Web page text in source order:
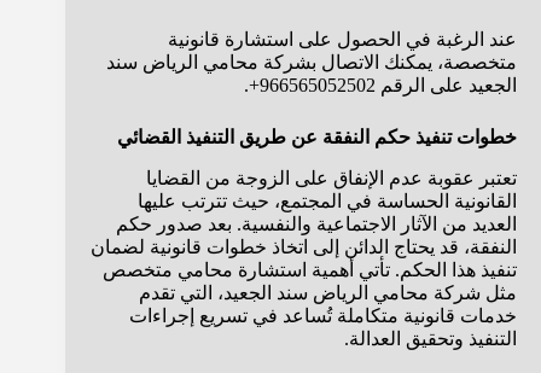
عند الرغبة في الحصول على استشارة قانونية
متخصصة، يمكنك الاتصال بشركة محامي الرياض سند
الجعيد على الرقم 966565052502+.
خطوات تنفيذ حكم النفقة عن طريق التنفيذ القضائي
تعتبر عقوبة عدم الإنفاق على الزوجة من القضايا
القانونية الحساسة في المجتمع، حيث تترتب عليها
العديد من الآثار الاجتماعية والنفسية. بعد صدور حكم
النفقة، قد يحتاج الدائن إلى اتخاذ خطوات قانونية لضمان
تنفيذ هذا الحكم. تأتي أهمية استشارة محامي متخصص
مثل شركة محامي الرياض سند الجعيد، التي تقدم
خدمات قانونية متكاملة تُساعد في تسريع إجراءات
التنفيذ وتحقيق العدالة.